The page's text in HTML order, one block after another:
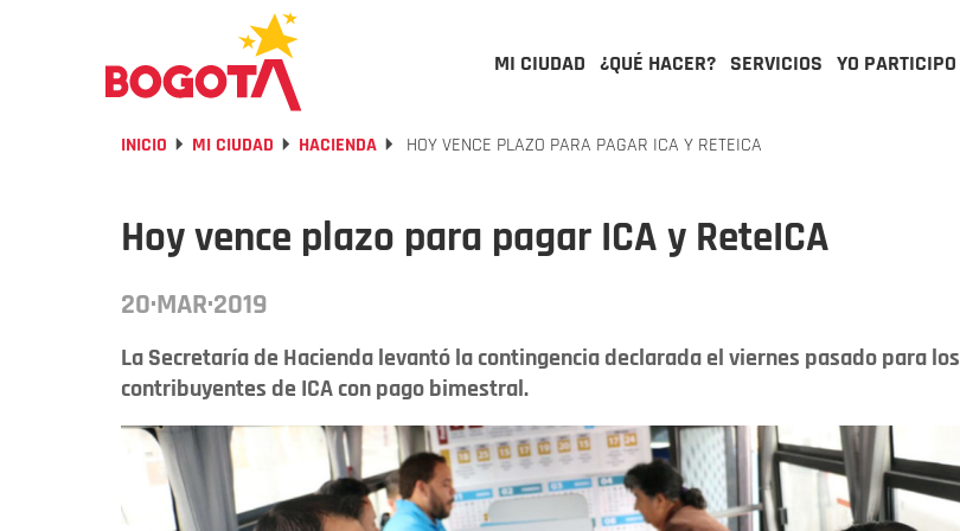
MI CIUDAD ¿QUÉ HACER? SERVICIOS YO PARTICIPO
INICIO MI CIUDAD HACIENDA HOY VENCE PLAZO PARA PAGAR ICA Y RETEICA
Hoy vence plazo para pagar ICA y ReteICA
20·MAR·2019
La Secretaría de Hacienda levantó la contingencia declarada el viernes pasado para los
contribuyentes de ICA con pago bimestral.